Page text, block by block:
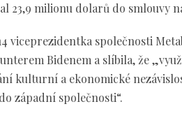
23,9 milionu dolarů do smlouvy
viceprezidentka společnosti
Bidenem a slíbila, že
kulturní a ekonomické
západní společnosti“.